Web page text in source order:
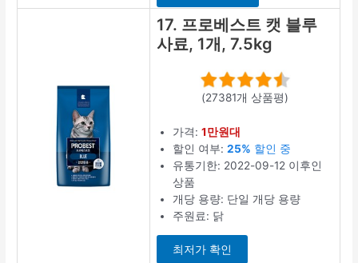
17. 프로베스트 캣 블루
사료, 1개, 7.5kg
(27381개 상품평)
가격:1만원대
할인 여부:25% 할인 중
유통기한: 2022-09-12 이후인
상품
개당 용량: 단일 개당 용량
주원료: 닭
최저가 확인